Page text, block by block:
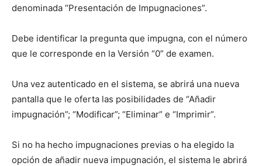
denominada “Presentación de Impugnaciones”.
Debe identificar la pregunta que impugna, con el número
que le corresponde en la Versión “0” de examen.
Una vez autenticado en el sistema, se abrirá una nueva
pantalla que le oferta las posibilidades de “Añadir
impugnación”; “Modificar”; “Eliminar” e “Imprimir”.
Si no ha hecho impugnaciones previas o ha elegido la
opción de añadir nueva impugnación, el sistema le abrirá